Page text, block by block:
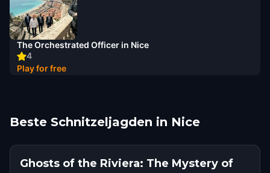
4
The Orchestrated Officer in Nice
Play for free
Beste Schnitzeljagden in Nice
Ghosts of the Riviera: The Mystery of